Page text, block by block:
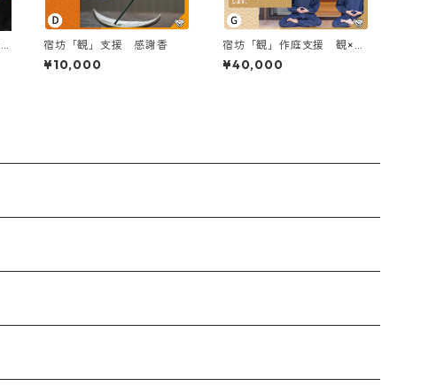
宿坊「観」支援 感謝香
¥10,000
宿坊「観」作庭支援 観×鎌
倉シャツ作務衣
¥40,000